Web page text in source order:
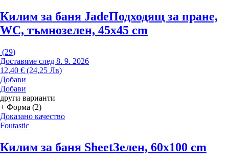
Килим за баня JadeПодходящ за пране,
WC, тъмнозелен, 45x45 cm
(29)
Доставяме след 8. 9. 2026
12,40 € (24,25 Лв)
Добави
Добави
други варианти
+ Форма (2)
Доказано качество
Foutastic
Килим за баня SheetЗелен, 60x100 cm